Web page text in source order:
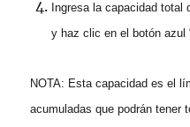
Ingresa la capacidad
y haz clic en el botón azul
NOTA: Esta capacidad es el
acumuladas que podrán tener